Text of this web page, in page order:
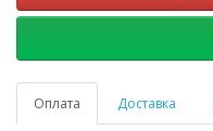
Оплата Доставка